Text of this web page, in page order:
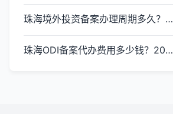
珠海境外投资备案办理周期多久？ODI备案下证时间
珠海ODI备案代办费用多少钱？2026最新收费标准